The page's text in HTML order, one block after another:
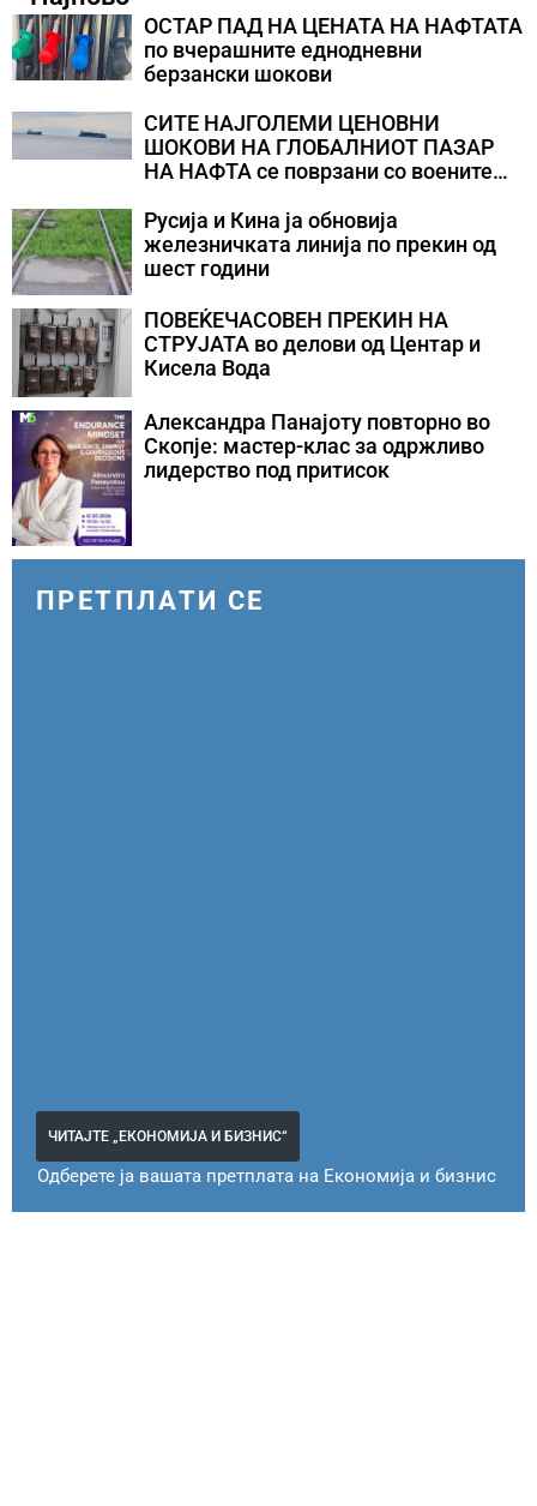
ОСТАР ПАД НА ЦЕНАТА НА НАФТАТА
по вчерашните еднодневни
берзански шокови
СИТЕ НАЈГОЛЕМИ ЦЕНОВНИ
ШОКОВИ НА ГЛОБАЛНИОТ ПАЗАР
НА НАФТА се поврзани со воените
Русија и Кина ја обновија
железничката линија по прекин од
шест години
ПОВЕЌЕЧАСОВЕН ПРЕКИН НА
СТРУЈАТА во делови од Центар и
Кисела Вода
Александра Панајоту повторно во
Скопје: мастер-клас за одржливо
лидерство под притисок
ПРЕТПЛАТИ СЕ
ЧИТАЈТЕ „ЕКОНОМИЈА И БИЗНИС“
Одберете ја вашата претплата на Економија и бизнис